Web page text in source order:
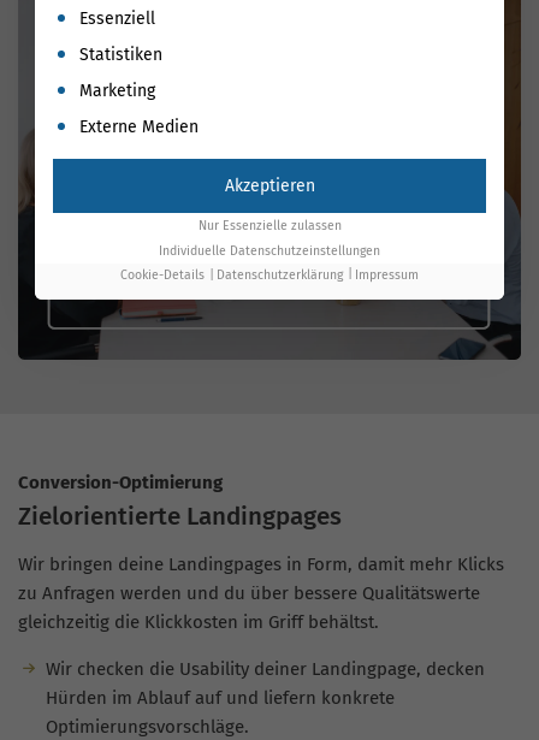
Conversion-Optimierung
Zielorientierte Landingpages
Wir bringen deine Landingpages in Form, damit mehr Klicks
zu Anfragen werden und du über bessere Qualitätswerte
gleichzeitig die Klickkosten im Griff behältst.
Wir checken die Usability deiner Landingpage, decken
Hürden im Ablauf auf und liefern konkrete
Optimierungsvorschläge.
Es folgt eine Liste der Service-Gruppen, für die eine
Essenziell
Statistiken
Marketing
Externe Medien
Akzeptieren
Nur Essenzielle zulassen
Individuelle Datenschutzeinstellungen
Cookie-Details
Datenschutzerklärung Impressum